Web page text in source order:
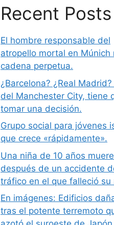
Recent Posts
El hombre responsable del
atropello mortal en Múnich
cadena perpetua.
¿Barcelona? ¿Real Madrid?
del Manchester City, tiene
tomar una decisión.
Grupo social para jóvenes
que crece «rápidamente».
Una niña de 10 años
después de un accidente
tráfico en el que falleció su
En imágenes: Edificios
tras el potente terremoto